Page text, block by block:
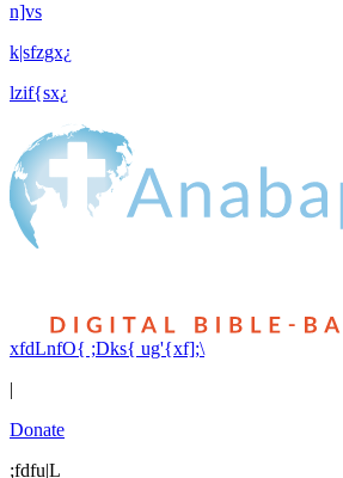
n]vs
k|sfzgx¿
lzif{sx¿
xfdLnfO{ ;Dks{ ug'{xf];\
|
Donate
;fdfu|L